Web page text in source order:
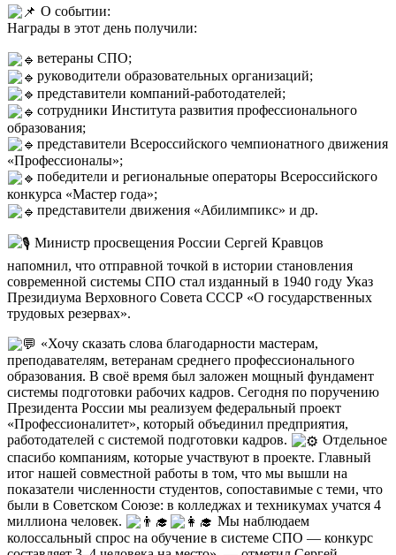
О событии:
Награды в этот день получили:
ветераны СПО;
руководители образовательных организаций;
представители компаний-работодателей;
сотрудники Института развития профессионального
образования;
представители Всероссийского чемпионатного движения
«Профессионалы»;
победители и региональные операторы Всероссийского
конкурса «Мастер года»;
представители движения «Абилимпикс» и др.
Министр просвещения России Сергей Кравцов
напомнил, что отправной точкой в истории становления
современной системы СПО стал изданный в 1940 году Указ
Президиума Верховного Совета СССР «О государственных
трудовых резервах».
«Хочу сказать слова благодарности мастерам,
преподавателям, ветеранам среднего профессионального
образования. В своё время был заложен мощный фундамент
системы подготовки рабочих кадров. Сегодня по поручению
Президента России мы реализуем федеральный проект
«Профессионалитет», который объединил предприятия,
работодателей с системой подготовки кадров.
Отдельное
спасибо компаниям, которые участвуют в проекте. Главный
итог нашей совместной работы в том, что мы вышли на
показатели численности студентов, сопоставимые с теми, что
были в Советском Союзе: в колледжах и техникумах учатся 4
миллиона человек.
Мы наблюдаем
колоссальный спрос на обучение в системе СПО — конкурс